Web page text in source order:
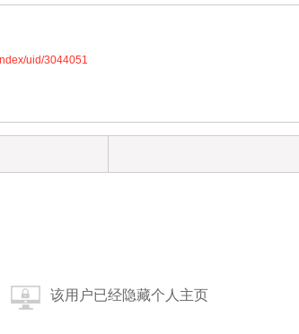
uid/3044051
该用户已经隐藏个人主页